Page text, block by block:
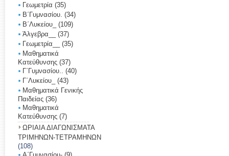
Γεωμετρία (35)
Β΄Γυμνασίου. (34)
Β΄Λυκείου_
(109)
Άλγεβρα__
(37)
Γεωμετρία__
(35)
Μαθηματικά
Κατεύθυνσης (37)
Γ΄Γυμνασίου.. (40)
Γ΄Λυκείoυ_
(43)
Μαθηματικά Γενικής
Παιδείας (36)
Μαθηματικά
Κατεύθυνσης (7)
ΩΡΙΑΙΑ ΔΙΑΓΩΝΙΣΜΑΤΑ
ΤΡΙΜΗΝΩΝ-ΤΕΤΡΑΜΗΝΩΝ
(108)